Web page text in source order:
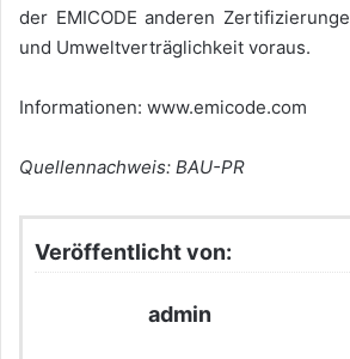
der EMICODE anderen
und Umweltverträglichkeit voraus.
Informationen: www.emicode.com
Quellennachweis: BAU-PR
Veröffentlicht von:
admin